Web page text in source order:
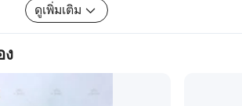
พการผลิตโรงงานผลิตกล่องบรรจุแบบ
กรณ์อัตโนมัติเช่นเครื่องป้อนฝ้ายอย่างต่อ
ท่นวางอัตโนมัติและเครื่องบรรจุแบบ
ผลิตมากกว่า 15 ชุดต่อปี 000 ชุด การ
รเรือนคอนเทนเนอร์แบบพับเก็บได้มี
ดูเพิ่มเติม
ง